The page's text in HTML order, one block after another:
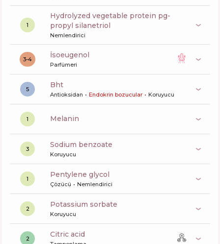
1
hydrolyzed vegetable protein pg-
propyl silanetriol
Nemlendirici
3-4 isoeugenol
Parfümeri
5 bht
Antioksidan Endokrin bozucular Koruyucu
1 melanin
3 sodium benzoate
Koruyucu
1 pentylene glycol
Çözücü Nemlendirici
2 potassium sorbate
Koruyucu
2 citric acid